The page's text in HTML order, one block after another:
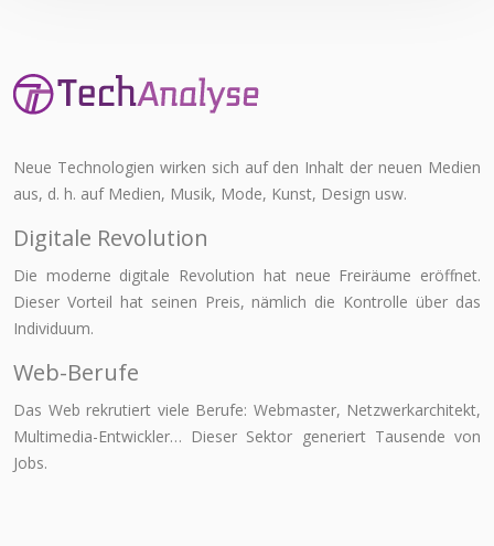
Neue Technologien wirken sich auf den Inhalt der neuen Medien
aus, d. h. auf Medien, Musik, Mode, Kunst, Design usw.
Digitale Revolution
Die moderne digitale Revolution hat neue Freiräume eröffnet.
Dieser Vorteil hat seinen Preis, nämlich die Kontrolle über das
Individuum.
Web-Berufe
Das Web rekrutiert viele Berufe: Webmaster, Netzwerkarchitekt,
Multimedia-Entwickler… Dieser Sektor generiert Tausende von
Jobs.